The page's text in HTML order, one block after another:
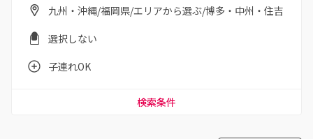
九州・沖縄/福岡県/エリアから選ぶ/博多・中州・住吉
選択しない
子連れOK
検索条件